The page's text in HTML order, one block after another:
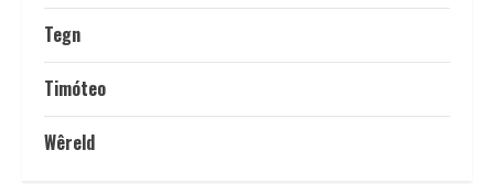
Tegn
Timóteo
Wêreld